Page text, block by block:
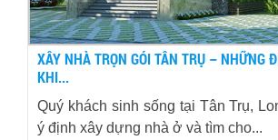
XÂY NHÀ TRỌN GÓI TÂN TRỤ – NHỮNG
KHI...
Quý khách sinh sống tại Tân Trụ,
ý định xây dựng nhà ở và tìm cho...